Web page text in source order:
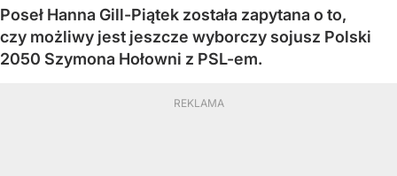
Poseł Hanna Gill-Piątek została zapytana o to,
czy możliwy jest jeszcze wyborczy sojusz Polski
2050 Szymona Hołowni z PSL-em.